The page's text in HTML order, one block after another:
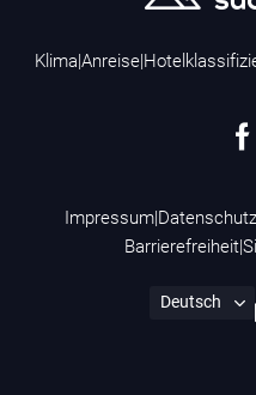
Klima Anreise|
Impressum| Datenschutz
Barrierefreiheit|